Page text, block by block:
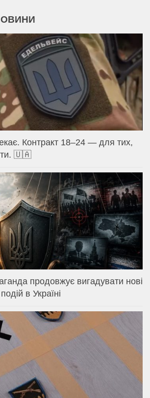
Контракт 18–24 — для тих,
🇺🇦
продовжує вигадувати нові
в Україні